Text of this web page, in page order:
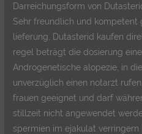
Darreichungsform von
Sehr freundlich und kompetent
lieferung, Dutasterid kaufen
regel beträgt die dosierung
Androgenetische alopezie, in
unverzüglich einen notarzt
frauen geeignet und darf
stillzeit nicht angewendet
spermien im ejakulat